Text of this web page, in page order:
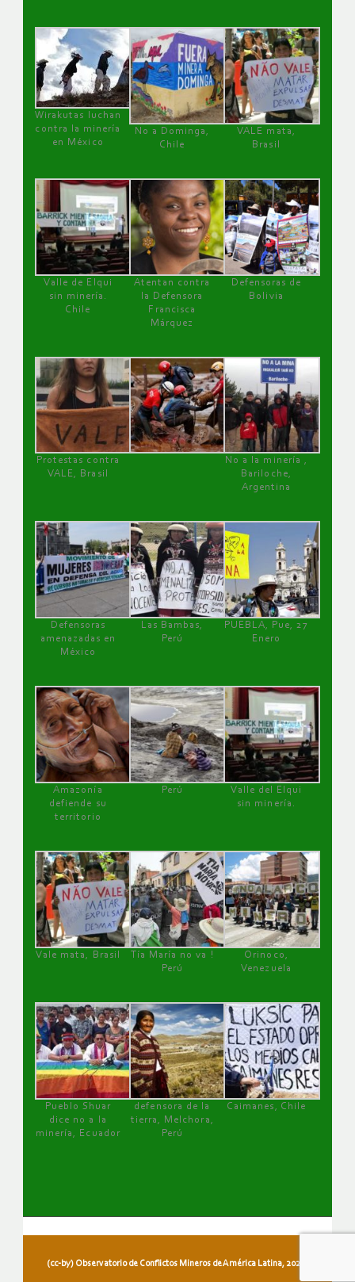
Wirakutas luchan
contra la minería
en México
No a Dominga,
Chile
VALE mata,
Brasil
Valle de Elqui
sin minería.
Chile
Atentan contra
la Defensora
Francisca
Márquez
Defensoras de
Bolivia
Protestas contra
VALE, Brasil
No a la minería ,
Bariloche,
Argentina
Defensoras
amenazadas en
México
Las Bambas,
Perú
PUEBLA, Pue, 27
Enero
Amazonía
defiende su
territorio
Perú
Valle del Elqui
sin minería.
Vale mata, Brasil
Tía María no va !
Perú
Orinoco,
Venezuela
Pueblo Shuar
dice no a la
minería, Ecuador
defensora de la
tierra, Melchora,
Perú
Caimanes, Chile
(cc-by) Observatorio de Conflictos Mineros de América Latina, 2026